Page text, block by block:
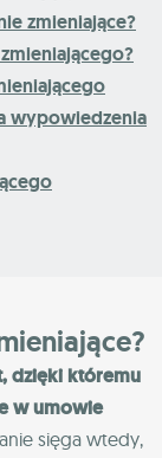
zmieniające?
wypowiedzenia
dzięki któremu
w umowie
sięga wtedy,